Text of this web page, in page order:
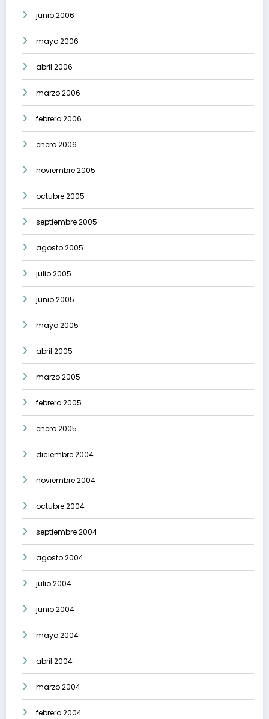
junio 2006
mayo 2006
abril 2006
marzo 2006
febrero 2006
enero 2006
noviembre 2005
octubre 2005
septiembre 2005
agosto 2005
julio 2005
junio 2005
mayo 2005
abril 2005
marzo 2005
febrero 2005
enero 2005
diciembre 2004
noviembre 2004
octubre 2004
septiembre 2004
agosto 2004
julio 2004
junio 2004
mayo 2004
abril 2004
marzo 2004
febrero 2004